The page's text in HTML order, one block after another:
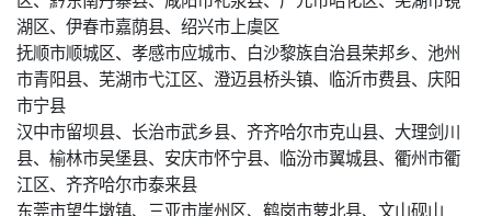
湖区、伊春市嘉荫县、绍兴市上虞区
抚顺市顺城区、孝感市应城市、白沙黎族自治县荣邦乡、池州
市青阳县、芜湖市弋江区、澄迈县桥头镇、临沂市费县、庆阳
市宁县
汉中市留坝县、长治市武乡县、齐齐哈尔市克山县、大理剑川
县、榆林市吴堡县、安庆市怀宁县、临汾市翼城县、衢州市衢
江区、齐齐哈尔市泰来县
东莞市望牛墩镇、三亚市崖州区、鹤岗市萝北县、文山砚山